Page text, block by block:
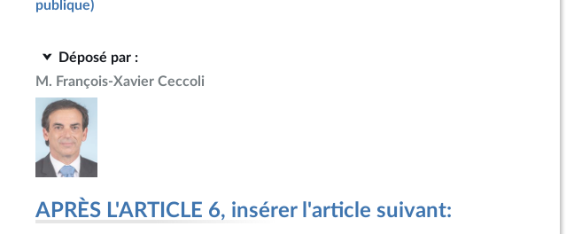
Date de dépôt
7 mai 2026
13 mai 2026
7 mai 2026
publique)
Déposé par :
M. François-Xavier Ceccoli
APRÈS L'ARTICLE 6, insérer l'article suivant: